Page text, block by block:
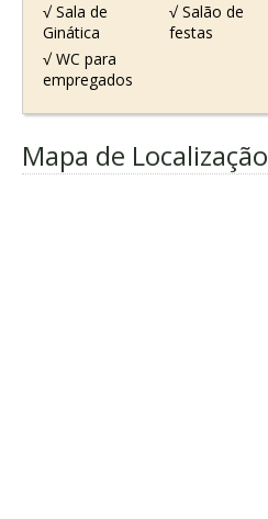
√ Sala de
Ginática
√ Salão de
festas
√ WC para
empregados
Mapa de Localização